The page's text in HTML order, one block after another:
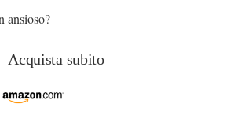
ansioso?
Acquista subito